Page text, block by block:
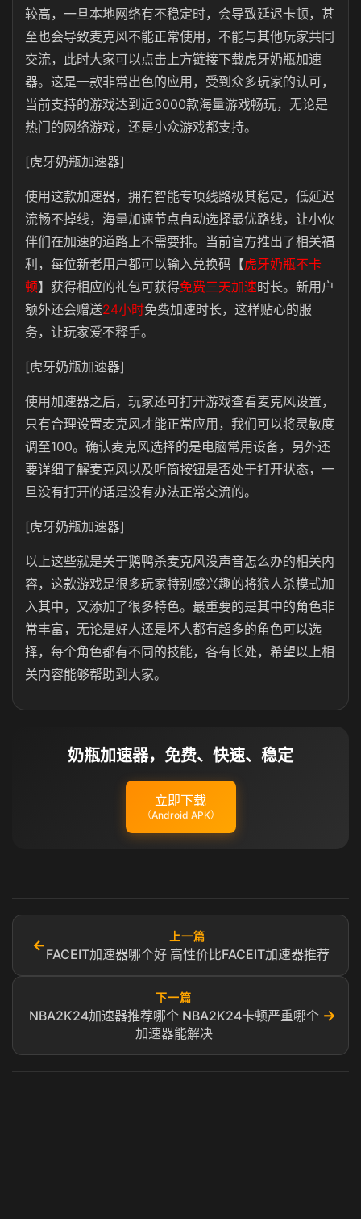
较高，一旦本地网络有不稳定时，会导致延迟卡顿，甚
至也会导致麦克风不能正常使用，不能与其他玩家共同
交流，此时大家可以点击上方链接下载虎牙奶瓶加速
器。这是一款非常出色的应用，受到众多玩家的认可，
当前支持的游戏达到近3000款海量游戏畅玩，无论是
热门的网络游戏，还是小众游戏都支持。
[虎牙奶瓶加速器]
使用这款加速器，拥有智能专项线路极其稳定，低延迟
流畅不掉线，海量加速节点自动选择最优路线，让小伙
伴们在加速的道路上不需要排。当前官方推出了相关福
利，每位新老用户都可以输入兑换码【虎牙奶瓶不卡
顿】获得相应的礼包可获得免费三天加速时长。新用户
额外还会赠送24小时免费加速时长，这样贴心的服
务，让玩家爱不释手。
[虎牙奶瓶加速器]
使用加速器之后，玩家还可打开游戏查看麦克风设置，
只有合理设置麦克风才能正常应用，我们可以将灵敏度
调至100。确认麦克风选择的是电脑常用设备，另外还
要详细了解麦克风以及听筒按钮是否处于打开状态，一
旦没有打开的话是没有办法正常交流的。
[虎牙奶瓶加速器]
以上这些就是关于鹅鸭杀麦克风没声音怎么办的相关内
容，这款游戏是很多玩家特别感兴趣的将狼人杀模式加
入其中，又添加了很多特色。最重要的是其中的角色非
常丰富，无论是好人还是坏人都有超多的角色可以选
择，每个角色都有不同的技能，各有长处，希望以上相
关内容能够帮助到大家。
奶瓶加速器，免费、快速、稳定
立即下载
（Android APK）
←
上一篇
FACEIT加速器哪个好 高性价比FACEIT加速器推荐
下一篇
NBA2K24加速器推荐哪个 NBA2K24卡顿严重哪个
加速器能解决
→